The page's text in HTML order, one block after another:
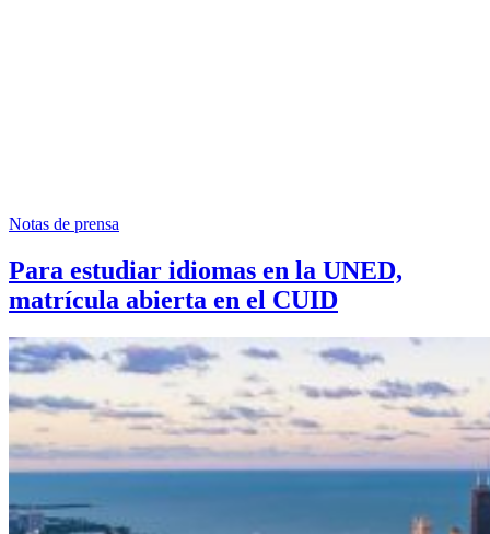
Notas de prensa
Para estudiar idiomas en la UNED,
matrícula abierta en el CUID